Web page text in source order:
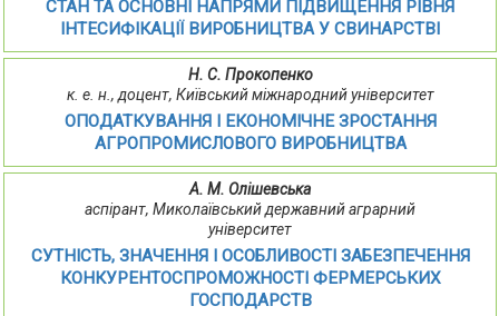
СТАН ТА ОСНОВНІ НАПРЯМИ ПІДВИЩЕННЯ РІВНЯ
ІНТЕСИФІКАЦІЇ ВИРОБНИЦТВА У СВИНАРСТВІ
Н. С. Прокопенко
к. е. н., доцент, Київський міжнародний університет
ОПОДАТКУВАННЯ І ЕКОНОМІЧНЕ ЗРОСТАННЯ
АГРОПРОМИСЛОВОГО ВИРОБНИЦТВА
А. М. Олішевська
аспірант, Миколаївський державний аграрний
університет
СУТНІСТЬ, ЗНАЧЕННЯ І ОСОБЛИВОСТІ ЗАБЕЗПЕЧЕННЯ
КОНКУРЕНТОСПРОМОЖНОСТІ ФЕРМЕРСЬКИХ
ГОСПОДАРСТВ